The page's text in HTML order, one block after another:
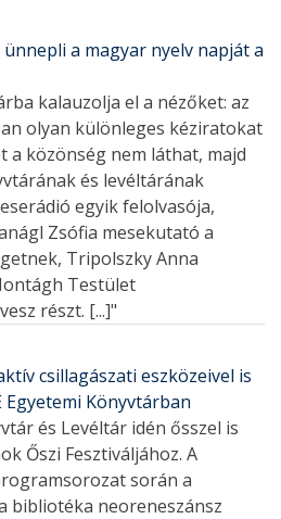
a magyar nyelv napját a
kalauzolja el a nézőket: az
olyan különleges kéziratokat
a közönség nem láthat, majd
és levéltárának
egyik felolvasója,
Zsófia mesekutató a
Tripolszky Anna
Testület
részt. [...]"
csillagászati eszközeivel is
Könyvtárban
és Levéltár idén ősszel is
Őszi Fesztiváljához. A
során a
bibliotéka neoreneszánsz